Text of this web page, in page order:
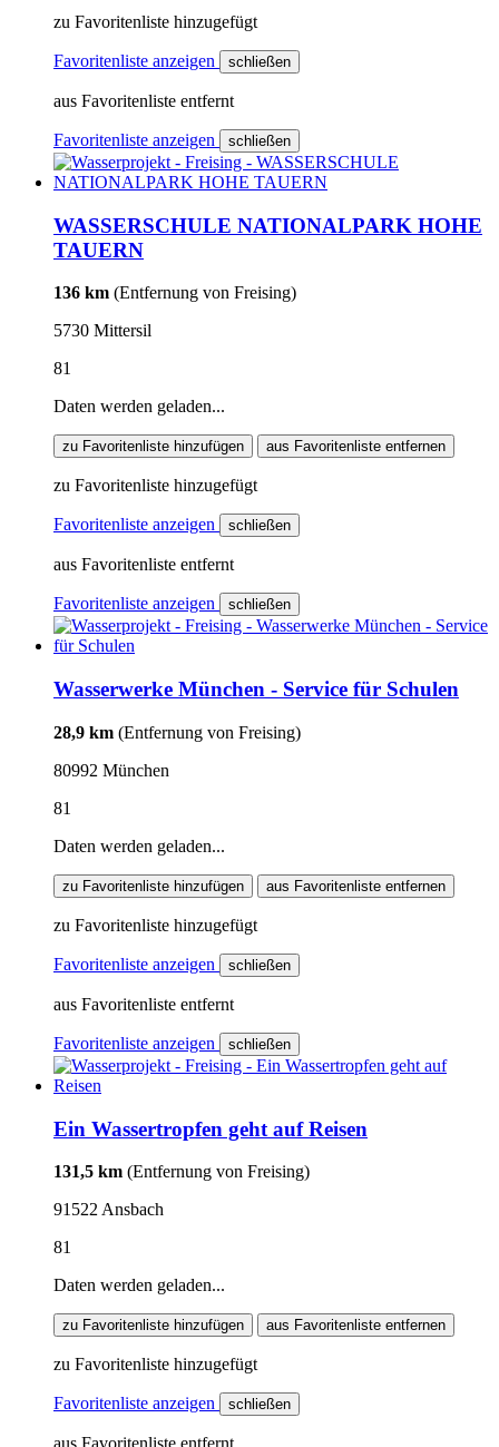
zu Favoritenliste hinzugefügt
Favoritenliste anzeigen schließen
aus Favoritenliste entfernt
Favoritenliste anzeigen schließen
WASSERSCHULE NATIONALPARK HOHE
TAUERN
136 km (Entfernung von Freising)
5730 Mittersil
81
Daten werden geladen...
zu Favoritenliste hinzufügen aus Favoritenliste entfernen
zu Favoritenliste hinzugefügt
Favoritenliste anzeigen schließen
aus Favoritenliste entfernt
Favoritenliste anzeigen schließen
Wasserwerke München - Service für Schulen
28,9 km (Entfernung von Freising)
80992 München
81
Daten werden geladen...
zu Favoritenliste hinzufügen aus Favoritenliste entfernen
zu Favoritenliste hinzugefügt
Favoritenliste anzeigen schließen
aus Favoritenliste entfernt
Favoritenliste anzeigen schließen
Ein Wassertropfen geht auf Reisen
131,5 km (Entfernung von Freising)
91522 Ansbach
81
Daten werden geladen...
zu Favoritenliste hinzufügen aus Favoritenliste entfernen
zu Favoritenliste hinzugefügt
Favoritenliste anzeigen schließen